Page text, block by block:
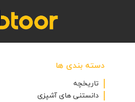
دسته بندی ها
تاریخچه
دانستنی های آشپزی